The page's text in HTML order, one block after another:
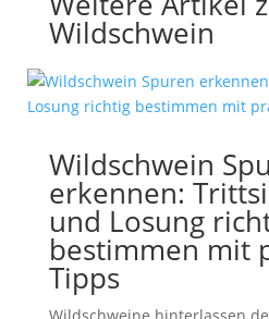
Wildschwein
Wildschwein
erkennen:
und Losung
bestimmen mit
Tipps